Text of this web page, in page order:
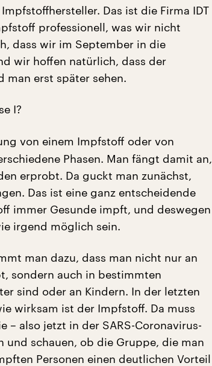
Das ist die Firma IDT
professionell, was wir nicht
dass wir im September in die
wir hoffen natürlich, dass der
erst später sehen.
I?
von einem Impfstoff oder von
Phasen. Man fängt damit an,
erprobt. Da guckt man zunächst,
Das ist eine ganz entscheidende
immer Gesunde impft, und deswegen
irgend möglich sein.
man dazu, dass man nicht nur an
sondern auch in bestimmten
sind oder an Kindern. In der letzten
wirksam ist der Impfstoff. Da muss
– also jetzt in der SARS-Coronavirus-
schauen, ob die Gruppe, die man
Personen einen deutlichen Vorteil